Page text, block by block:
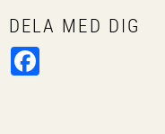
DELA MED DIG